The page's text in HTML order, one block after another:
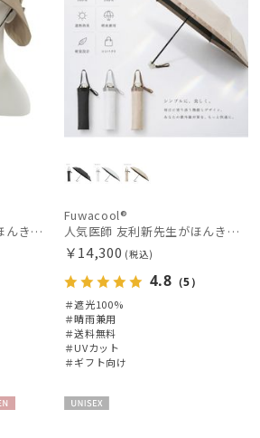
人気医師 友利新先生がほんきでつくったUVカット100％帽子【遮光100％帽子】フワクール® (Fuwacool®) リボンクロッシェ
Fuwacool®
人気医師 友利新先生がほんきで作った”絶対に忘れない誰でも日傘” 55【晴雨兼用折りたたみ日傘】フワクール® (Fuwacool®) 雨の日OK 軽量 遮光100% UV100%
￥14,300 (税込)
4.8 （5）
＃遮光100%
＃晴雨兼用
＃送料無料
＃UVカット
＃ギフト向け